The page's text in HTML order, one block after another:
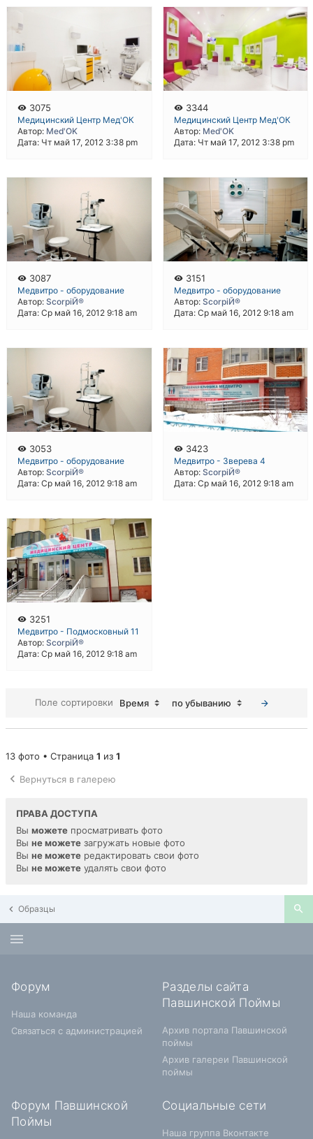
3075
Медицинский Центр Мед'ОК
Автор: Med'OK
Дата: Чт май 17, 2012 3:38 pm
3344
Медицинский Центр Мед'ОК
Автор: Med'OK
Дата: Чт май 17, 2012 3:38 pm
3087
Медвитро - оборудование
Автор: ScorpiЙ®
Дата: Ср май 16, 2012 9:18 am
3151
Медвитро - оборудование
Автор: ScorpiЙ®
Дата: Ср май 16, 2012 9:18 am
3053
Медвитро - оборудование
Автор: ScorpiЙ®
Дата: Ср май 16, 2012 9:18 am
3423
Медвитро - Зверева 4
Автор: ScorpiЙ®
Дата: Ср май 16, 2012 9:18 am
3251
Медвитро - Подмосковный 11
Автор: ScorpiЙ®
Дата: Ср май 16, 2012 9:18 am
Поле сортировки Время по убыванию
13 фото • Страница 1 из 1
Вернуться в галерею
ПРАВА ДОСТУПА
Вы можете просматривать фото
Вы не можете загружать новые фото
Вы не можете редактировать свои фото
Вы не можете удалять свои фото
Образцы
Форум
Наша команда
Связаться с администрацией
Разделы сайта
Павшинской Поймы
Архив портала Павшинской
поймы
Архив галереи Павшинской
поймы
Форум Павшинской
Поймы
Социальные сети
Наша группа Вконтакте